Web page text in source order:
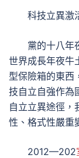
科技立異激
黨的十八年
世界成長年夜牛
型保險箱的東西
技自立自強作為
自立立異途徑，
性、格式性嚴重
2012—202